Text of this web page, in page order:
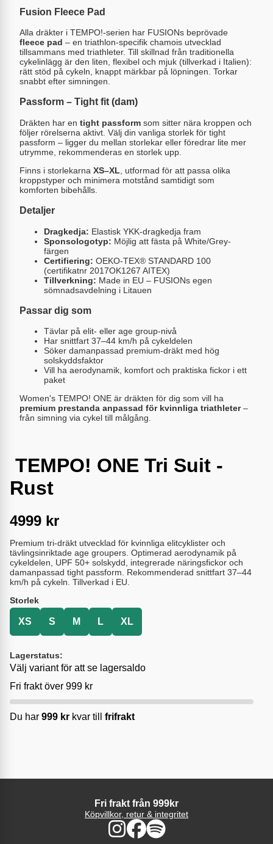
Fusion Fleece Pad
Alla dräkter i TEMPO!-serien har FUSIONs beprövade
fleece pad – en triathlon-specifik chamois utvecklad
tillsammans med triathleter. Till skillnad från traditionella
cykelinlägg är den liten, flexibel och mjuk (tillverkad i Italien):
rätt stöd på cykeln, knappt märkbar på löpningen. Torkar
snabbt efter simningen.
Passform – Tight fit (dam)
Dräkten har en tight passform som sitter nära kroppen och
följer rörelserna aktivt. Välj din vanliga storlek för tight
passform – ligger du mellan storlekar eller föredrar lite mer
utrymme, rekommenderas en storlek upp.
Finns i storlekarna XS–XL , utformad för att passa olika
kroppstyper och minimera motstånd samtidigt som
komforten bibehålls.
Detaljer
Dragkedja: Elastisk YKK-dragkedja fram
Sponsologotyp: Möjlig att fästa på White/Grey-
färgen
Certifiering: OEKO-TEX® STANDARD 100
(certifikatnr 2017OK1267 AITEX)
Tillverkning: Made in EU – FUSIONs egen
sömnadsavdelning i Litauen
Passar dig som
Tävlar på elit- eller age group-nivå
Har snittfart 37–44 km/h på cykeldelen
Söker damanpassad premium-dräkt med hög
solskyddsfaktor
Vill ha aerodynamik, komfort och praktiska fickor i ett
paket
Women's TEMPO! ONE är dräkten för dig som vill ha
premium prestanda anpassad för kvinnliga triathleter–
från simning via cykel till målgång.
TEMPO! ONE Tri Suit -
Rust
4999 kr
Premium tri-dräkt utvecklad för kvinnliga elitcyklister och
tävlingsinriktade age groupers. Optimerad aerodynamik på
cykeldelen, UPF 50+ solskydd, integrerade näringsfickor och
damanpassad tight passform. Rekommenderad snittfart 37–44
km/h på cykeln. Tillverkad i EU.
Storlek
XS S M L XL
Lagerstatus:
Välj variant för att se lagersaldo
Fri frakt över 999 kr
Du har 999 kr kvar till frifrakt
Fri frakt från 999kr
Köpvillkor, retur & integritet